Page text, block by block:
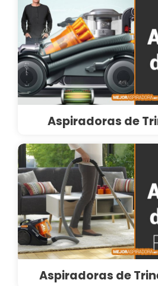
Aspiradoras de
Aspiradoras de